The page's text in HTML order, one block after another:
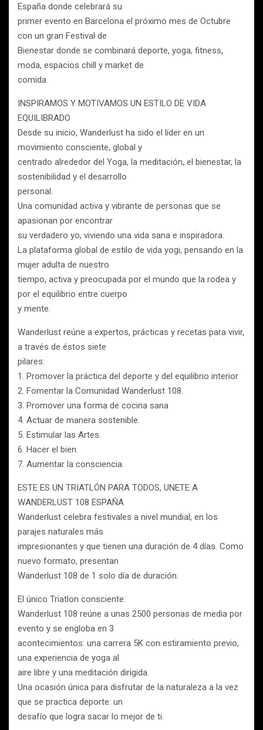
España donde celebrará su
primer evento en Barcelona el próximo mes de Octubre
con un gran Festival de
Bienestar donde se combinará deporte, yoga, fitness,
moda, espacios chill y market de
comida.
INSPIRAMOS Y MOTIVAMOS UN ESTILO DE VIDA
EQUILIBRADO
Desde su inicio, Wanderlust ha sido el líder en un
movimiento consciente, global y
centrado alrededor del Yoga, la meditación, el bienestar, la
sostenibilidad y el desarrollo
personal.
Una comunidad activa y vibrante de personas que se
apasionan por encontrar
su verdadero yo, viviendo una vida sana e inspiradora.
La plataforma global de estilo de vida yogi, pensando en la
mujer adulta de nuestro
tiempo, activa y preocupada por el mundo que la rodea y
por el equilibrio entre cuerpo
y mente.
Wanderlust reúne a expertos, prácticas y recetas para vivir,
a través de éstos siete
pilares:
1. Promover la práctica del deporte y del equilibrio interior
2. Fomentar la Comunidad Wanderlust 108.
3. Promover una forma de cocina sana
4. Actuar de manera sostenible.
5. Estimular las Artes.
6. Hacer el bien.
7. Aumentar la consciencia.
ESTE ES UN TRIATLÓN PARA TODOS, UNETE A
WANDERLUST 108 ESPAÑA
Wanderlust celebra festivales a nivel mundial, en los
parajes naturales más
impresionantes y que tienen una duración de 4 días. Como
nuevo formato, presentan
Wanderlust 108 de 1 solo día de duración.
El único Triatlon consciente:
Wanderlust 108 reúne a unas 2500 personas de media por
evento y se engloba en 3
acontecimientos: una carrera 5K con estiramiento previo,
una experiencia de yoga al
aire libre y una meditación dirigida.
Una ocasión única para disfrutar de la naturaleza a la vez
que se practica deporte: un
desafío que logra sacar lo mejor de ti.